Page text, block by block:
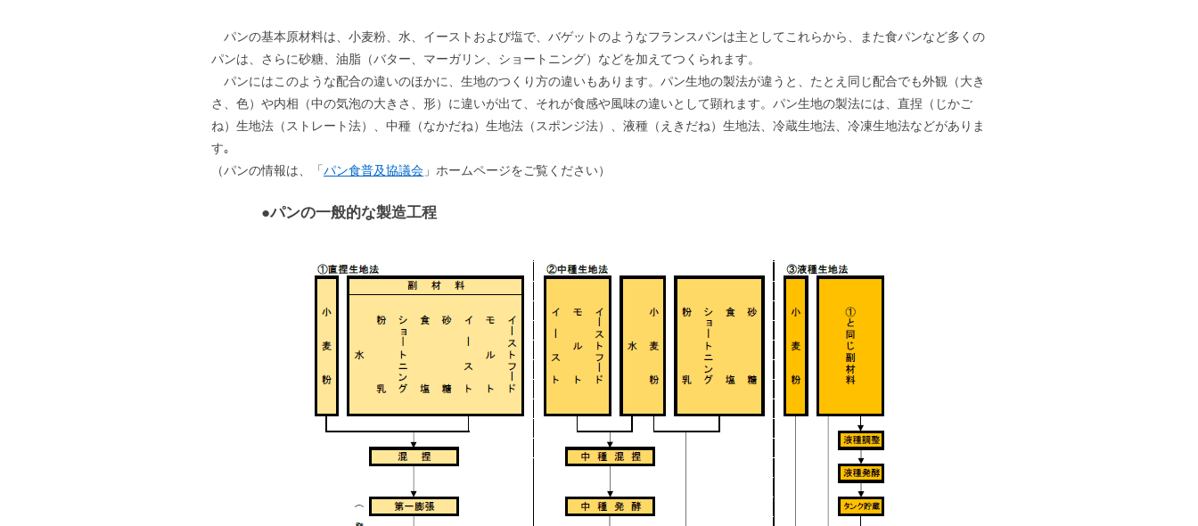
パンの基本原材料は、小麦粉、水、イーストおよび塩で、バゲットのようなフランスパンは主としてこれらから、また食パンなど多くの
パンは、さらに砂糖、油脂（バター、マーガリン、ショートニング）などを加えてつくられます。
パンにはこのような配合の違いのほかに、生地のつくり方の違いもあります。パン生地の製法が違うと、たとえ同じ配合でも外観（大き
さ、色）や内相（中の気泡の大きさ、形）に違いが出て、それが食感や風味の違いとして顕れます。パン生地の製法には、直捏（じかご
ね）生地法（ストレート法）、中種（なかだね）生地法（スポンジ法）、液種（えきだね）生地法、冷蔵生地法、冷凍生地法などがありま
す｡
（パンの情報は、「パン食普及協議会 」ホームページをご覧ください）
●パンの一般的な製造工程